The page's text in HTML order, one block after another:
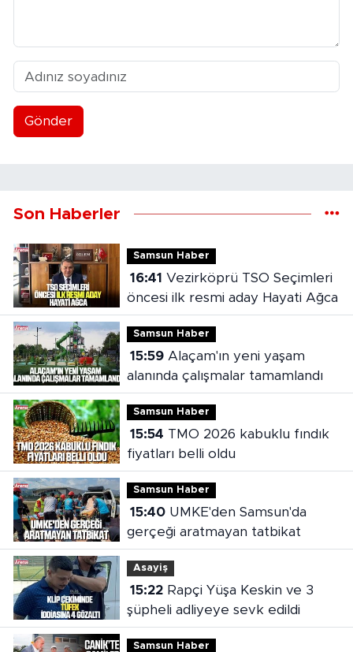
Gönder
Son Haberler
Samsun Haber
16:41
öncesi ilk resmi aday Hayati Ağca
Samsun Haber
15:59Alaçam'ın yeni yaşam
alanında çalışmalar tamamlandı
Samsun Haber
15:54
fiyatları belli oldu
Samsun Haber
15:40UMKE'den Samsun'da
gerçeği aratmayan tatbikat
Asayiş
15:22Rapçi Yüşa Keskin ve 3
şüpheli adliyeye sevk edildi
Samsun Haber